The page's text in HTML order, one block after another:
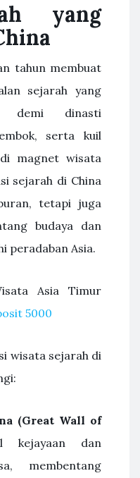
yang
tahun membuat
sejarah yang
demi dinasti
serta kuil
magnet wisata
sejarah di China
tetapi juga
budaya dan
peradaban Asia.
Asia Timur
5000
wisata sejarah di
(Great Wall of
kejayaan dan
membentang